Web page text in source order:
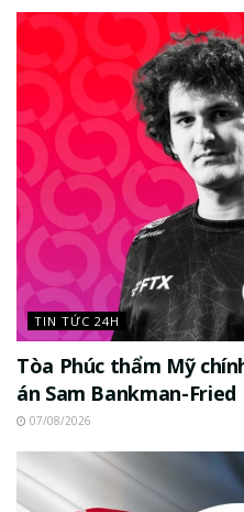
TIN TỨC 24H
Tòa Phúc thẩm Mỹ
án Sam Bankman-Fried
07/08/2026